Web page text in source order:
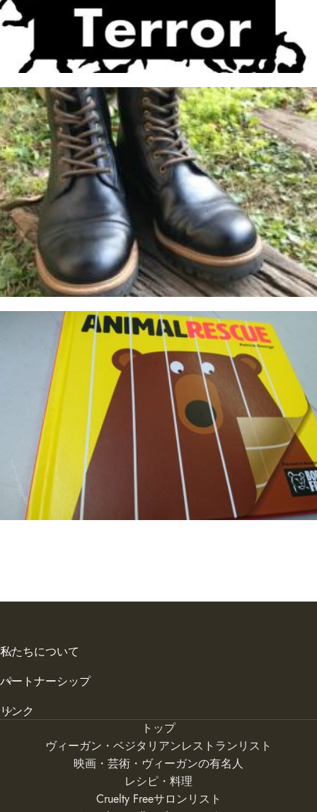
私たちについて
パートナーシップ
リンク
トップ
ヴィーガン・ベジタリアンレストランリスト
映画・芸術・ヴィーガンの有名人
レシピ・料理
Cruelty Freeサロンリスト